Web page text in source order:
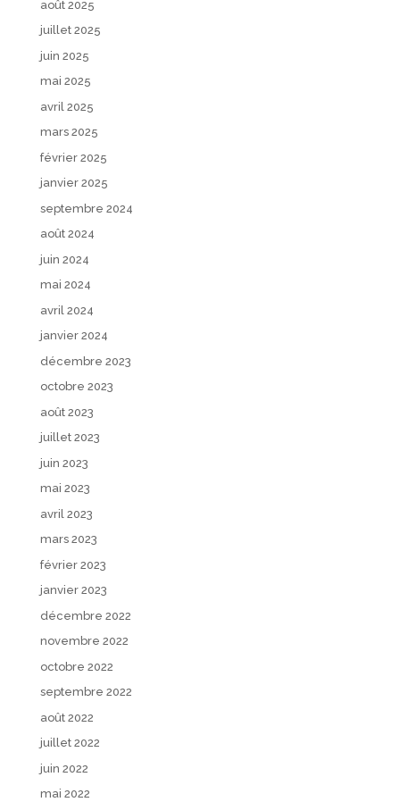
août 2025
juillet 2025
juin 2025
mai 2025
avril 2025
mars 2025
février 2025
janvier 2025
septembre 2024
août 2024
juin 2024
mai 2024
avril 2024
janvier 2024
décembre 2023
octobre 2023
août 2023
juillet 2023
juin 2023
mai 2023
avril 2023
mars 2023
février 2023
janvier 2023
décembre 2022
novembre 2022
octobre 2022
septembre 2022
août 2022
juillet 2022
juin 2022
mai 2022